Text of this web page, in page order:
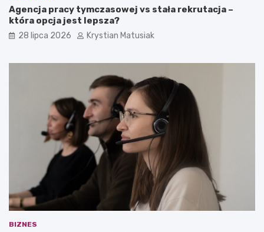
Agencja pracy tymczasowej vs stała rekrutacja –
która opcja jest lepsza?
28 lipca 2026 Krystian Matusiak
BIZNES